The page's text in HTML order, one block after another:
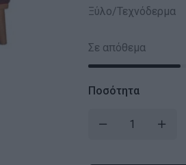
Ξύλο/Τεχνόδερμα
Σε απόθεμα
Ποσότητα